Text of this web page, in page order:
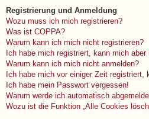
Registrierung und Anmeldung
Wozu muss ich mich registrieren?
Was ist COPPA?
Warum kann ich mich nicht registrieren?
Ich habe mich registriert, kann mich aber
Warum kann ich mich nicht anmelden?
Ich habe mich vor einiger Zeit
Ich habe mein Passwort vergessen!
Warum werde ich automatisch
Wozu ist die Funktion „Alle Cookies